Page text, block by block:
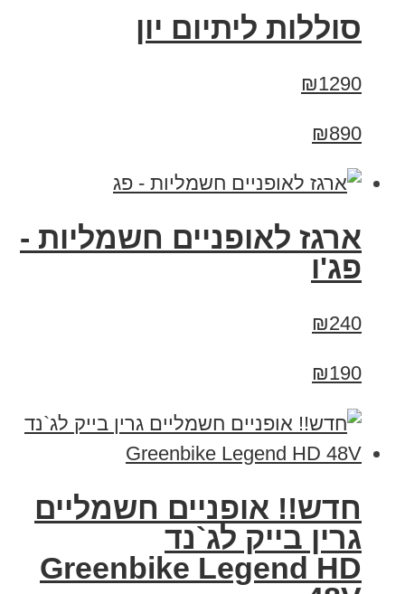
סוללות ליתיום יון
₪1290
₪890
ארגז לאופניים חשמליות -
פג'ו
₪240
₪190
חדש!! אופניים חשמליים
גרין בייק לג`נד
Greenbike Legend HD